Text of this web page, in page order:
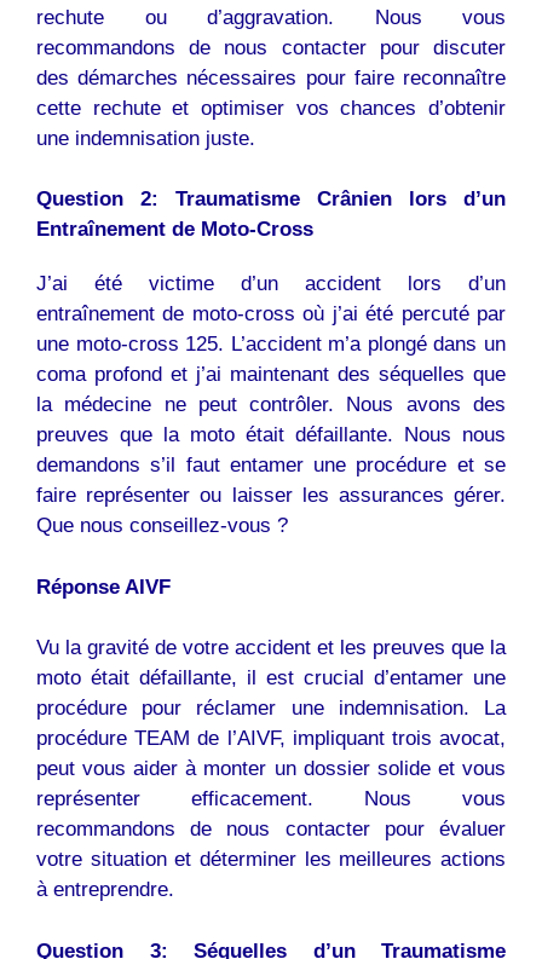
rechute ou d’aggravation. Nous vous
recommandons de nous contacter pour discuter
des démarches nécessaires pour faire reconnaître
cette rechute et optimiser vos chances d’obtenir
une indemnisation juste.
Question 2: Traumatisme Crânien lors d’un
Entraînement de Moto-Cross
J’ai été victime d’un accident lors d’un
entraînement de moto-cross où j’ai été percuté par
une moto-cross 125. L’accident m’a plongé dans un
coma profond et j’ai maintenant des séquelles que
la médecine ne peut contrôler. Nous avons des
preuves que la moto était défaillante. Nous nous
demandons s’il faut entamer une procédure et se
faire représenter ou laisser les assurances gérer.
Que nous conseillez-vous ?
Réponse AIVF
Vu la gravité de votre accident et les preuves que la
moto était défaillante, il est crucial d’entamer une
procédure pour réclamer une indemnisation. La
procédure TEAM de l’AIVF, impliquant trois avocat,
peut vous aider à monter un dossier solide et vous
représenter efficacement. Nous vous
recommandons de nous contacter pour évaluer
votre situation et déterminer les meilleures actions
à entreprendre.
Question 3: Séquelles d’un Traumatisme